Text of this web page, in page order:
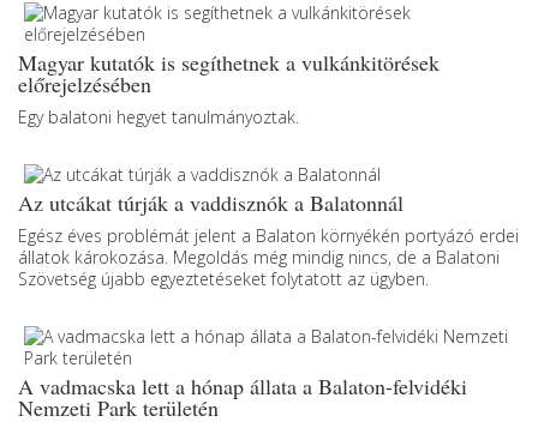
Magyar kutatók is segíthetnek a vulkánkitörések
előrejelzésében
Egy balatoni hegyet tanulmányoztak.
Az utcákat túrják a vaddisznók a Balatonnál
Egész éves problémát jelent a Balaton környékén portyázó erdei
állatok károkozása. Megoldás még mindig nincs, de a Balatoni
Szövetség újabb egyeztetéseket folytatott az ügyben.
A vadmacska lett a hónap állata a Balaton-felvidéki
Nemzeti Park területén